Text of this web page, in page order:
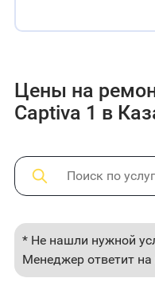
Цены на
Captiva 1 в
* Не нашли нужной
Менеджер ответит